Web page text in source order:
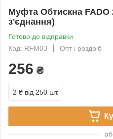
Муфта Обтискна FADO
з'єднання)
Готово до відправки
Код: RFM03
Опт і роздріб
256 ₴
2 ₴ від 250 шт.